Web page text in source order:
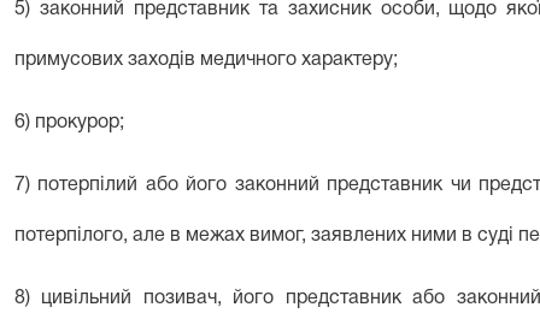
5) законний представник та захисник особи, щодо
примусових заходів медичного характеру;
6) прокурор;
7) потерпілий або його законний представник чи
потерпілого, але в межах вимог, заявлених ними в суді
8) цивільний позивач, його представник або